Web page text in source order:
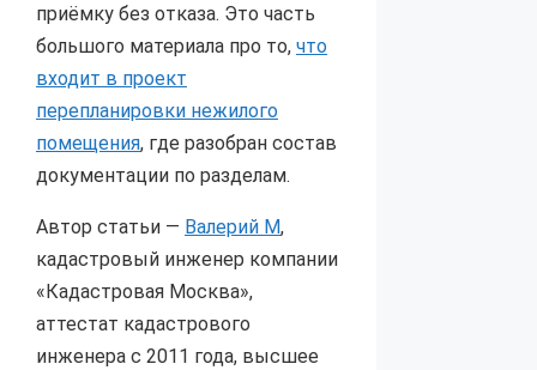
приёмку без отказа. Это часть
большого материала про то, что
входит в проект
перепланировки нежилого
помещения, где разобран состав
документации по разделам.
Автор статьи — Валерий М,
кадастровый инженер компании
«Кадастровая Москва»,
аттестат кадастрового
инженера с 2011 года, высшее